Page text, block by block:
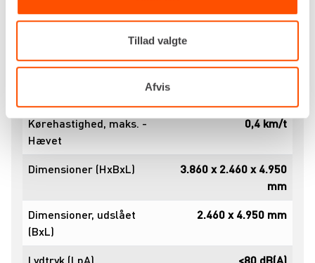
Tillad valgte
Afvis
kørsel)
Kørehastighed, maks. -
Hævet
0,4 km/t
Dimensioner (HxBxL)
3.860 x 2.460 x 4.950
mm
Dimensioner, udslået
(BxL)
2.460 x 4.950 mm